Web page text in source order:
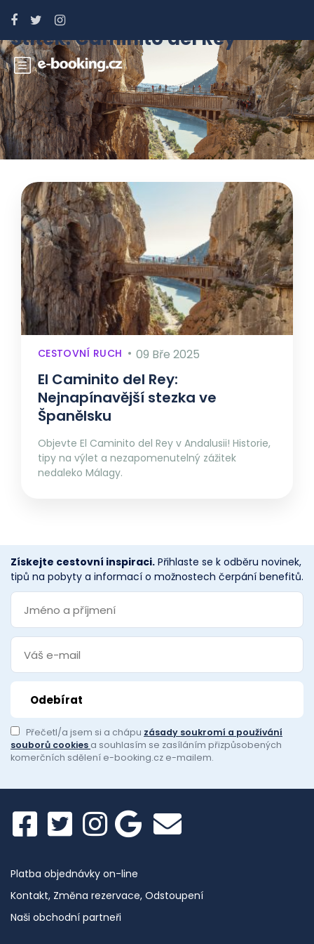
Štítek:Caminito del Rey
CESTOVNÍ RUCH 09 Bře 2025
El Caminito del Rey:
Nejnapínavější stezka ve
Španělsku
Objevte El Caminito del Rey v Andalusii! Historie,
tipy na výlet a nezapomenutelný zážitek
nedaleko Málagy.
Získejte cestovní inspiraci. Přihlaste se k odběru novinek,
tipů na pobyty a informací o možnostech čerpání benefitů.
Přečetl/a jsem si a chápu zásady soukromí a používání
souborů cookies a souhlasím se zasíláním přizpůsobených
komerčních sdělení e-booking.cz e-mailem.
Platba objednávky on-line
Kontakt, Změna rezervace, Odstoupení
Naši obchodní partneři